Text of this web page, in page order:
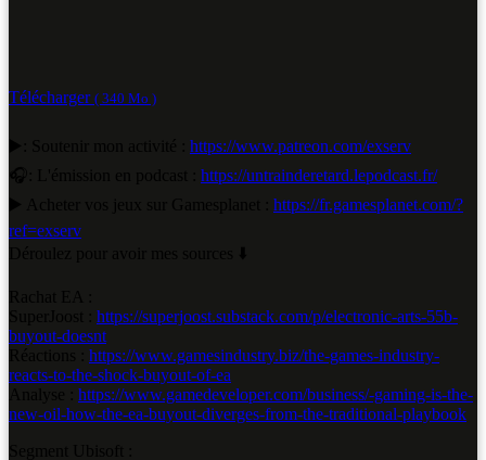
Télécharger ( 340 Mo )
https://www.patreon.com/exserv
https://untrainderetard.lepodcast.fr/
https://fr.gamesplanet.com/?
ref=exserv
https://superjoost.substack.com/p/electronic-arts-55b-
buyout-doesnt
https://www.gamesindustry.biz/the-games-industry-
reacts-to-the-shock-buyout-of-ea
https://www.gamedeveloper.com/business/-gaming-is-the-
new-oil-how-the-ea-buyout-diverges-from-the-traditional-playbook